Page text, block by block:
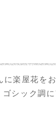
楽屋花を
シック調